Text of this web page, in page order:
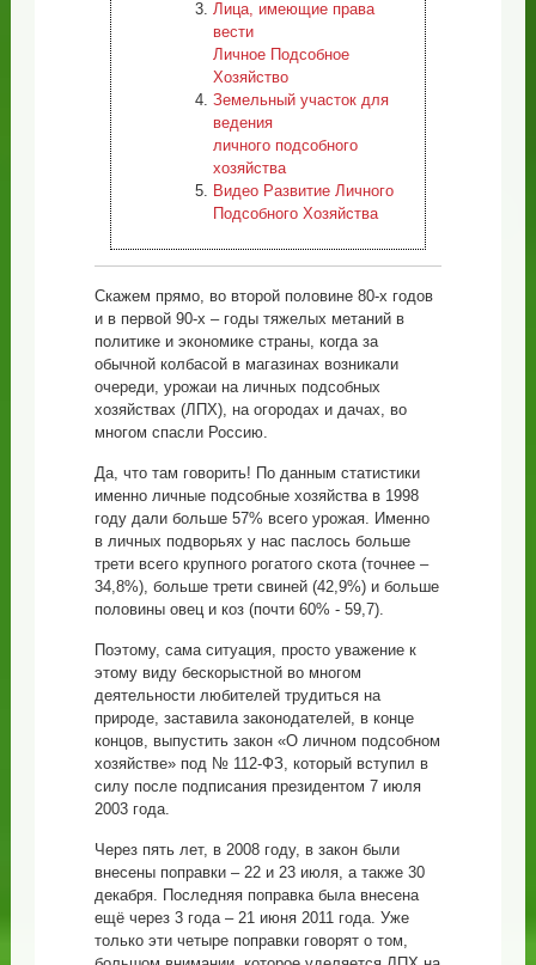
Лица, имеющие права
вести
Личное Подсобное
Хозяйство
Земельный участок для
ведения
личного подсобного
хозяйства
Видео Развитие Личного
Подсобного Хозяйства
Скажем прямо, во второй половине 80-х годов
и в первой 90-х – годы тяжелых метаний в
политике и экономике страны, когда за
обычной колбасой в магазинах возникали
очереди, урожаи на личных подсобных
хозяйствах (ЛПХ), на огородах и дачах, во
многом спасли Россию.
Да, что там говорить! По данным статистики
именно личные подсобные хозяйства в 1998
году дали больше 57% всего урожая. Именно
в личных подворьях у нас паслось больше
трети всего крупного рогатого скота (точнее –
34,8%), больше трети свиней (42,9%) и больше
половины овец и коз (почти 60% - 59,7).
Поэтому, сама ситуация, просто уважение к
этому виду бескорыстной во многом
деятельности любителей трудиться на
природе, заставила законодателей, в конце
концов, выпустить закон «О личном подсобном
хозяйстве» под № 112-ФЗ, который вступил в
силу после подписания президентом 7 июля
2003 года.
Через пять лет, в 2008 году, в закон были
внесены поправки – 22 и 23 июля, а также 30
декабря. Последняя поправка была внесена
ещё через 3 года – 21 июня 2011 года. Уже
только эти четыре поправки говорят о том,